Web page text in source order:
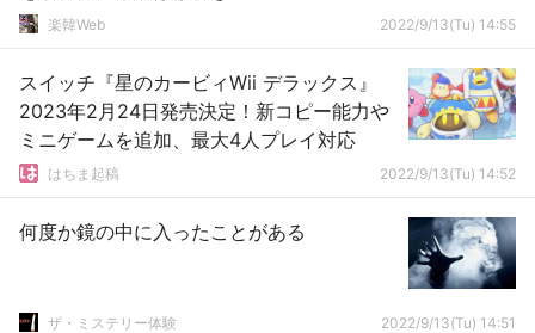
楽韓Web 2022/9/13(Tu) 14:55
スイッチ『星のカービィWii デラックス』
2023年2月24日発売決定！新コピー能力や
ミニゲームを追加、最大4人プレイ対応
はちま起稿 2022/9/13(Tu) 14:52
何度か鏡の中に入ったことがある
ザ・ミステリー体験 2022/9/13(Tu) 14:51